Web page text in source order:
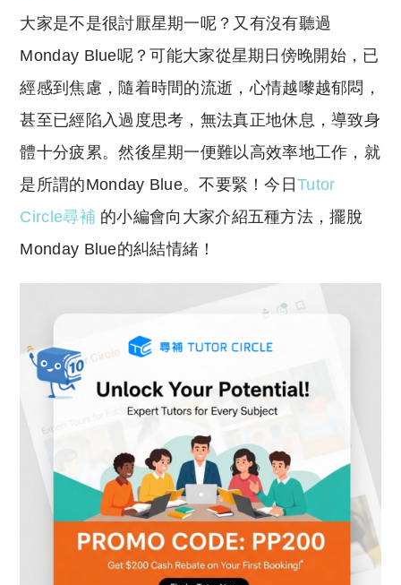
y
Li
n
k
A
p
p
大家是不是很討厭星期一呢？又有沒有聽過
Monday Blue呢？可能大家從星期日傍晚開始，已
經感到焦慮，隨着時間的流逝，心情越嚟越郁悶，
甚至已經陷入過度思考，無法真正地休息，導致身
體十分疲累。然後星期一便難以高效率地工作，就
是所謂的Monday Blue。不要緊！今日Tutor
Circle尋補 的小編會向大家介紹五種方法，擺脫
Monday Blue的糾結情緒！